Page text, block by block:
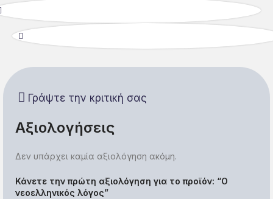
Γράψτε την κριτική σας
Αξιολογήσεις
Δεν υπάρχει καμία αξιολόγηση ακόμη.
Κάνετε την πρώτη αξιολόγηση για το προϊόν: “Ο
νεοελληνικός λόγος”